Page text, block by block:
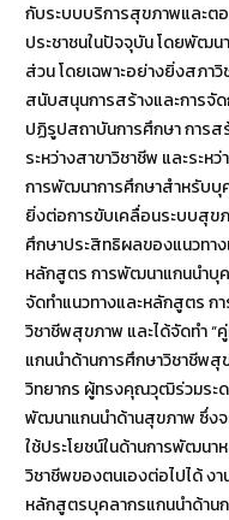
กับระบบบริการสุขภาพและ
ประชาชนในปัจจุบัน โดยพัฒน
ส่วน โดยเฉพาะอย่างยิ่งสภา
สนับสนุนการสร้างและการจั
ปฏิรูปสถาบันการศึกษา การส
ระหว่างสาขาวิชาชีพ และระห
การพัฒนาการศึกษาสำหรับ
ยิ่งต่อการขับเคลื่อนระบบสุข
ศึกษาประสิทธิผลของแนวทา
หลักสูตร การพัฒนาแกนนำบุ
จัดทำแนวทางและหลักสูตร ก
วิชาชีพสุขภาพ และได้จัดทำ
แกนนำด้านการศึกษาวิชาชีพ
วิทยากร ผู้ทรงคุณวุฒิร่วมระ
พัฒนาแกนนำด้านสุขภาพ ซึ่งจ
ใช้ประโยชน์ในด้านการพัฒนา
วิชาชีพของตนเองต่อไปได้
หลักสูตรบุคลากรแกนนำด้าน